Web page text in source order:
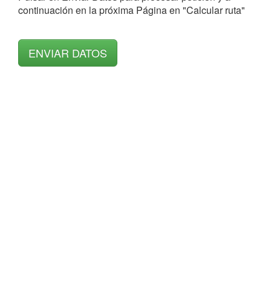
continuación en la próxima Página en "Calcular ruta"